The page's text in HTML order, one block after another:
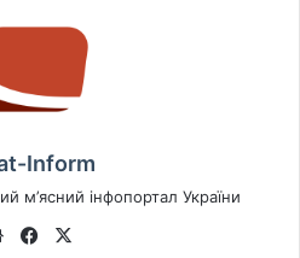
Inform
м’ясний інфопортал України
We
Fa